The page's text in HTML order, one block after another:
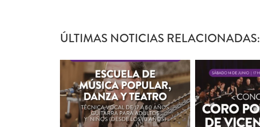
ÚLTIMAS NOTICIAS RELACIONADAS: